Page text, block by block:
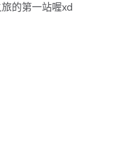
的第一站喔xd